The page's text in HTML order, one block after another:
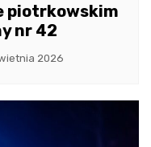
piotrkowskim
nr 42
2026